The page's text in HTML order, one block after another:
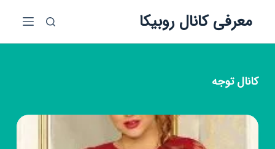
ش
معرفی کانال روبیکا
کانالتوجه